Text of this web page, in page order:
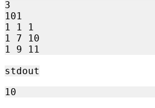
3
101
1 1 1
1 7 10
stdout